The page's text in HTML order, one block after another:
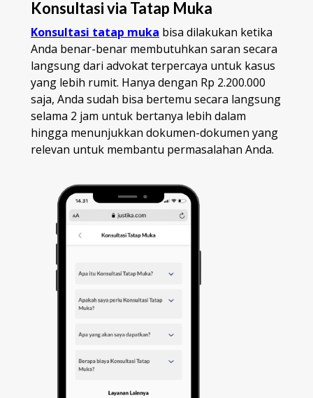
Konsultasi via Tatap Muka
Konsultasi tatap muka bisa dilakukan ketika
Anda benar-benar membutuhkan saran secara
langsung dari advokat terpercaya untuk kasus
yang lebih rumit. Hanya dengan Rp 2.200.000
saja, Anda sudah bisa bertemu secara langsung
selama 2 jam untuk bertanya lebih dalam
hingga menunjukkan dokumen-dokumen yang
relevan untuk membantu permasalahan Anda.